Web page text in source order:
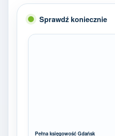
Sprawdź koniecznie
Pełna księgowość Gdańsk